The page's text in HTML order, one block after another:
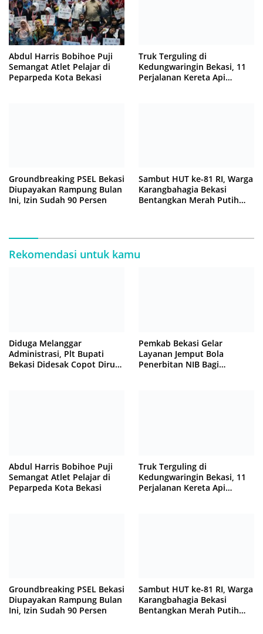
Abdul Harris Bobihoe Puji
Semangat Atlet Pelajar di
Peparpeda Kota Bekasi
Truk Terguling di
Kedungwaringin Bekasi, 11
Perjalanan Kereta Api
Groundbreaking PSEL Bekasi
Diupayakan Rampung Bulan
Ini, Izin Sudah 90 Persen
Sambut HUT ke-81 RI, Warga
Karangbahagia Bekasi
Bentangkan Merah Putih
Rekomendasi untuk kamu
Diduga Melanggar
Administrasi, Plt Bupati
Bekasi Didesak Copot Dirum
Pemkab Bekasi Gelar
Layanan Jemput Bola
Penerbitan NIB Bagi
Abdul Harris Bobihoe Puji
Semangat Atlet Pelajar di
Peparpeda Kota Bekasi
Truk Terguling di
Kedungwaringin Bekasi, 11
Perjalanan Kereta Api
Groundbreaking PSEL Bekasi
Diupayakan Rampung Bulan
Ini, Izin Sudah 90 Persen
Sambut HUT ke-81 RI, Warga
Karangbahagia Bekasi
Bentangkan Merah Putih